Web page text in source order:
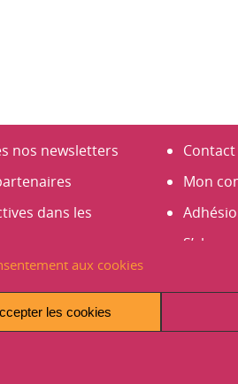
aux cookies
les cookies
nos newsletters
dans les
presse
et actus
et promos
Contact
Mon